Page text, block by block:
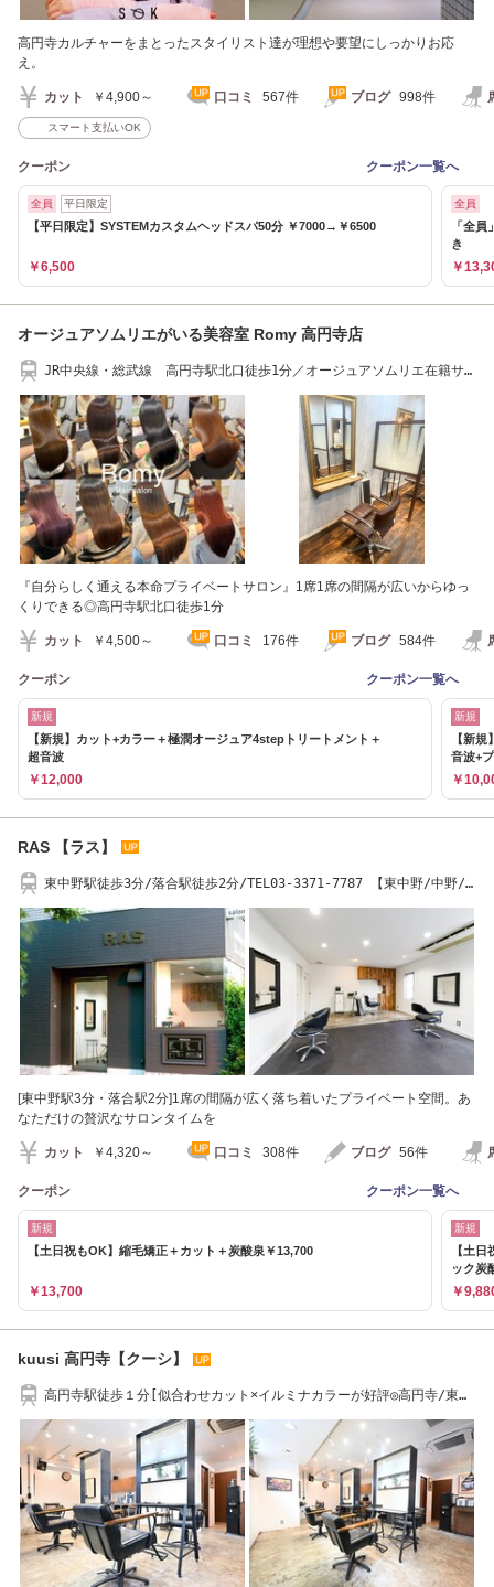
高円寺カルチャーをまとったスタイリスト達が理想や要望にしっかりお応
え。
カット ￥4,900～ 口コミ 567件 ブログ 998件
スマート支払いOK
クーポン クーポン一覧へ
全員 平日限定
【平日限定】SYSTEMカスタムヘッドスパ50分 ￥7000→￥6500
￥6,500
全員
「全
き
￥
オージュアソムリエがいる美容室 Romy 高円寺店
JR中央線・総武線 高円寺駅北口徒歩1分／オージュアソムリエ在籍サ
『自分らしく通える本命プライベートサロン』1席1席の間隔が広いからゆっ
くりできる◎高円寺駅北口徒歩1分
カット ￥4,500～ 口コミ 176件 ブログ 584件
クーポン クーポン一覧へ
新規
【新規】カット+カラー＋極潤オージュア4stepトリートメント＋
超音波
￥12,000
新規
【新
音波+
￥
RAS 【ラス】
東中野駅徒歩3分/落合駅徒歩2分/TEL03-3371-7787 【東中野/中野/
[東中野駅3分・落合駅2分]1席の間隔が広く落ち着いたプライベート空間。あ
なただけの贅沢なサロンタイムを
カット ￥4,320～ 口コミ 308件 ブログ 56件
クーポン クーポン一覧へ
新規
【土日祝もOK】縮毛矯正＋カット＋炭酸泉￥13,700
￥13,700
新規
【土
ック炭
￥
kuusi 高円寺【クーシ】
高円寺駅徒歩１分[似合わせカット×イルミナカラーが好評◎高円寺/東高